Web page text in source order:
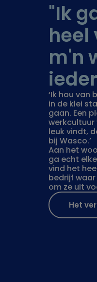
"Ik
heel
m'n
‘Ik hou van
in de klei
gaan. Een
werkcultuur
leuk vindt,
bij Wasco.’
Aan het
ga echt
vind het
bedrijf
om ze uit
Het